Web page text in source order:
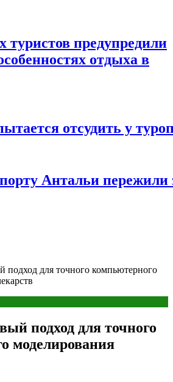
туристов предупредили
отдыха в
отсудить у
Антальи
подход для точного компьютерного
подход для точного
моделирования